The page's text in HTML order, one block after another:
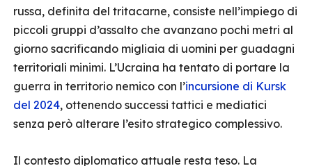
russa, definita del tritacarne, consiste nell’impiego di
piccoli gruppi d’assalto che avanzano pochi metri al
giorno sacrificando migliaia di uomini per guadagni
territoriali minimi. L’Ucraina ha tentato di portare la
guerra in territorio nemico con l’incursione di Kursk
del 2024, ottenendo successi tattici e mediatici
senza però alterare l’esito strategico complessivo.
Il contesto diplomatico attuale resta teso. La